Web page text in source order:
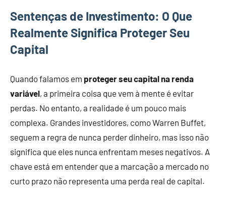
Sentenças de Investimento: O Que
Realmente Significa Proteger Seu
Capital
Quando falamos em proteger seu capital na renda
variável, a primeira coisa que vem à mente é evitar
perdas. No entanto, a realidade é um pouco mais
complexa. Grandes investidores, como Warren Buffet,
seguem a regra de nunca perder dinheiro, mas isso não
significa que eles nunca enfrentam meses negativos. A
chave está em entender que a marcação a mercado no
curto prazo não representa uma perda real de capital.